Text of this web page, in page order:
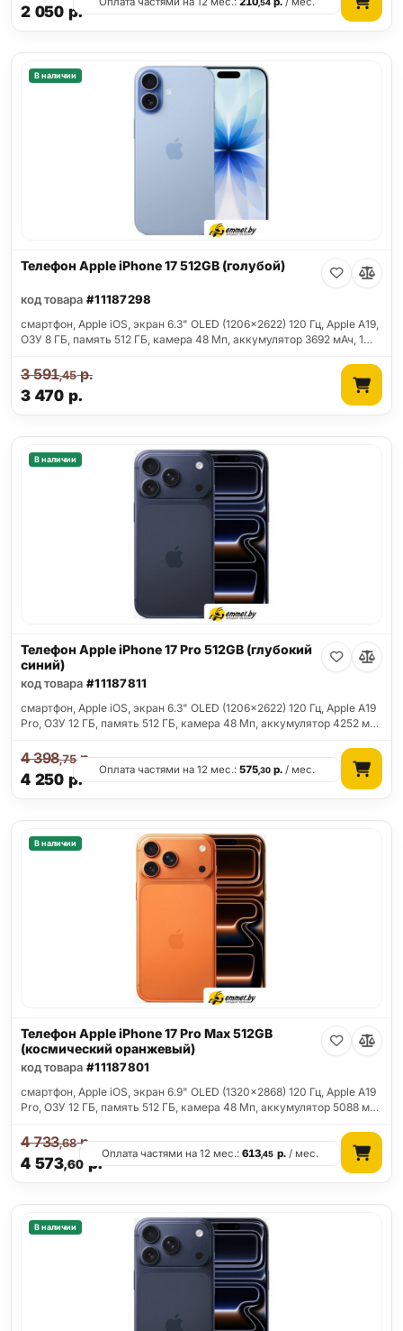
2 050 р.
,54
В наличии
Телефон Apple iPhone 17 512GB (голубой)
код товара #11187298
смартфон, Apple iOS, экран 6.3" OLED (1206x2622) 120 Гц, Apple A19,
ОЗУ 8 ГБ, память 512 ГБ, камера 48 Мп, аккумулятор 3692 мАч, 1…
3 470 р.
3 591,45р.
В наличии
Телефон Apple iPhone 17 Pro 512GB (глубокий
синий)
код товара #11187811
смартфон, Apple iOS, экран 6.3" OLED (1206x2622) 120 Гц, Apple A19
Pro, ОЗУ 12 ГБ, память 512 ГБ, камера 48 Мп, аккумулятор 4252 м…
4 250 р.
4 398,75р.
Оплата частями на 12 мес.:575,30 р. / мес.
В наличии
Телефон Apple iPhone 17 Pro Max 512GB
(космический оранжевый)
код товара #11187801
смартфон, Apple iOS, экран 6.9" OLED (1320x2868) 120 Гц, Apple A19
Pro, ОЗУ 12 ГБ, память 512 ГБ, камера 48 Мп, аккумулятор 5088 м…
4 573,60 р.
4 733,68р.
Оплата частями на 12 мес.:613,45 р./ мес.
В наличии